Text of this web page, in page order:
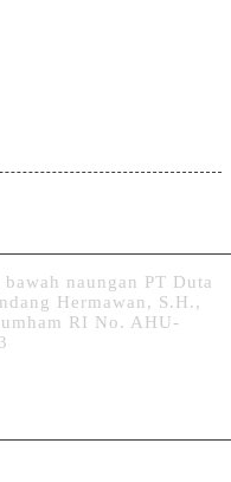
naungan PT Duta
Hermawan, S.H.,
RI No. AHU-